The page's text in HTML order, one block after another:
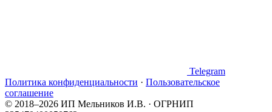
Telegram
Политика конфиденциальности · Пользовательское
соглашение
© 2018–2026 ИП Мельников И.В. · ОГРНИП